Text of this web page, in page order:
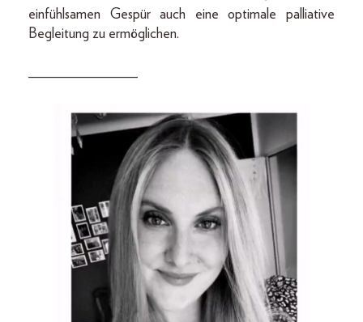
einfühlsamen Gespür auch eine optimale palliative
Begleitung zu ermöglichen.
_______________